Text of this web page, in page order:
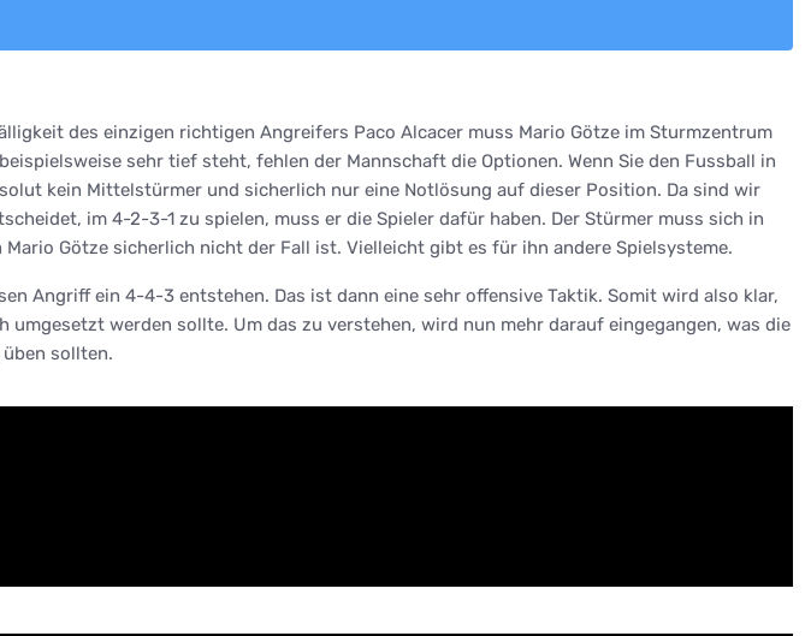
des einzigen richtigen Angreifers Paco Alcacer muss Mario Götze im Sturmzentrum
sehr tief steht, fehlen der Mannschaft die Optionen. Wenn Sie den Fussball in
kein Mittelstürmer und sicherlich nur eine Notlösung auf dieser Position. Da sind wir
im 4-2-3-1 zu spielen, muss er die Spieler dafür haben. Der Stürmer muss sich in
Götze sicherlich nicht der Fall ist. Vielleicht gibt es für ihn andere Spielsysteme.
Angriff ein 4-4-3 entstehen. Das ist dann eine sehr offensive Taktik. Somit wird also klar,
werden sollte. Um das zu verstehen, wird nun mehr darauf eingegangen, was die
sollten.